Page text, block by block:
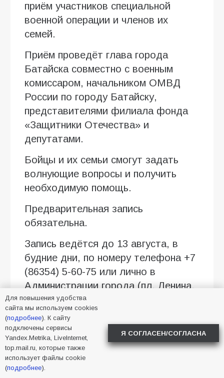
приём участников специальной
военной операции и членов их
семей.
Приём проведёт глава города
Батайска совместно с военным
комиссаром, начальником ОМВД
России по городу Батайску,
представителями филиала фонда
«Защитники Отечества» и
депутатами.
Бойцы и их семьи смогут задать
волнующие вопросы и получить
необходимую помощь.
Предварительная запись
обязательна.
Запись ведётся до 13 августа, в
будние дни, по номеру телефона +7
(86354) 5-60-75 или лично в
Администрации города (пл. Ленина,
3)
После завершения приёма на
площадке ГКДЦ продолжится
праздничная программа. С 14:30
будут проводиться тематические
Для повышения удобства
сайта мы используем cookies
(подробнее). К сайту
подключены сервисы
Yandex.Metrika, LiveInternet,
top.mail.ru, которые также
использует файлы cookie
(подробнее).
Я СОГЛАСЕН/СОГЛАСНА